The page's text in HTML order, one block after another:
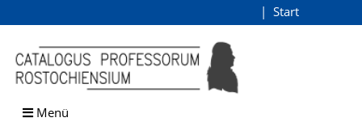
Browsen
direkt zum Inhalt
Start
Menü